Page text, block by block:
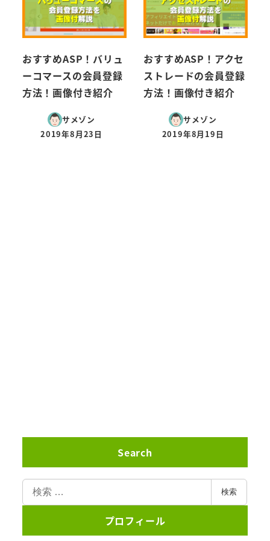
おすすめASP！バリュ
ーコマースの会員登録
方法！画像付き紹介
サメゾン
投稿日
2019年8月23日
おすすめASP！アクセ
ストレードの会員登録
方法！画像付き紹介
サメゾン
投稿日
2019年8月19日
Search
検
索
検索
プロフィール